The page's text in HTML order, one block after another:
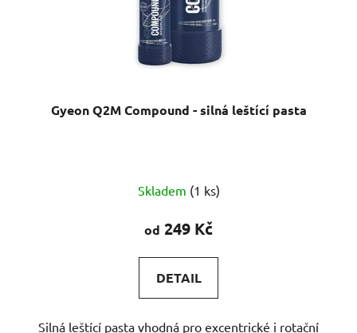
Gyeon Q2M Compound - silná leštící pasta
hodnocení
produktu
4,8
z
hvězdiček.
Skladem (1 ks)
od 249 Kč
DETAIL
Silná leštící pasta vhodná pro excentrické i rotační